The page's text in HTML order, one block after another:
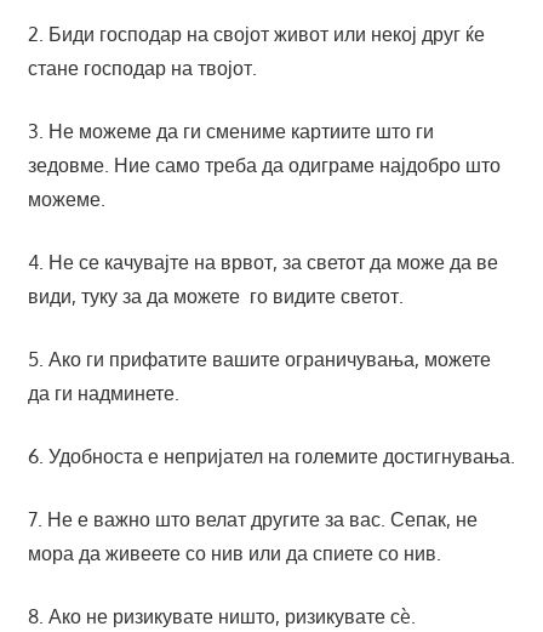
2. Биди господар на својот живот или некој друг ќе
стане господар на твојот.
3. Не можеме да ги смениме картиите што ги
зедовме. Ние само треба да одиграме најдобро што
можеме.
4. Не се качувајте на врвот, за светот да може да ве
види, туку за да можете го видите светот.
5. Ако ги прифатите вашите ограничувања, можете
да ги надминете.
6. Удобноста е непријател на големите достигнувања.
7. Не е важно што велат другите за вас. Сепак, не
мора да живеете со нив или да спиете со нив.
8. Ако не ризикувате ништо, ризикувате сè.